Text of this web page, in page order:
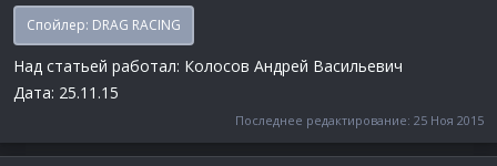
Спойлер: DRAG RACING
Над статьей работал: Колосов Андрей Васильевич
Дата: 25.11.15
Последнее редактирование: 25 Ноя 2015